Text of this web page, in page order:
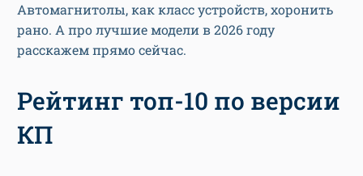
Автомагнитолы, как класс устройств, хоронить
рано. А про лучшие модели в 2026 году
расскажем прямо сейчас.
Рейтинг топ-10 по версии
КП